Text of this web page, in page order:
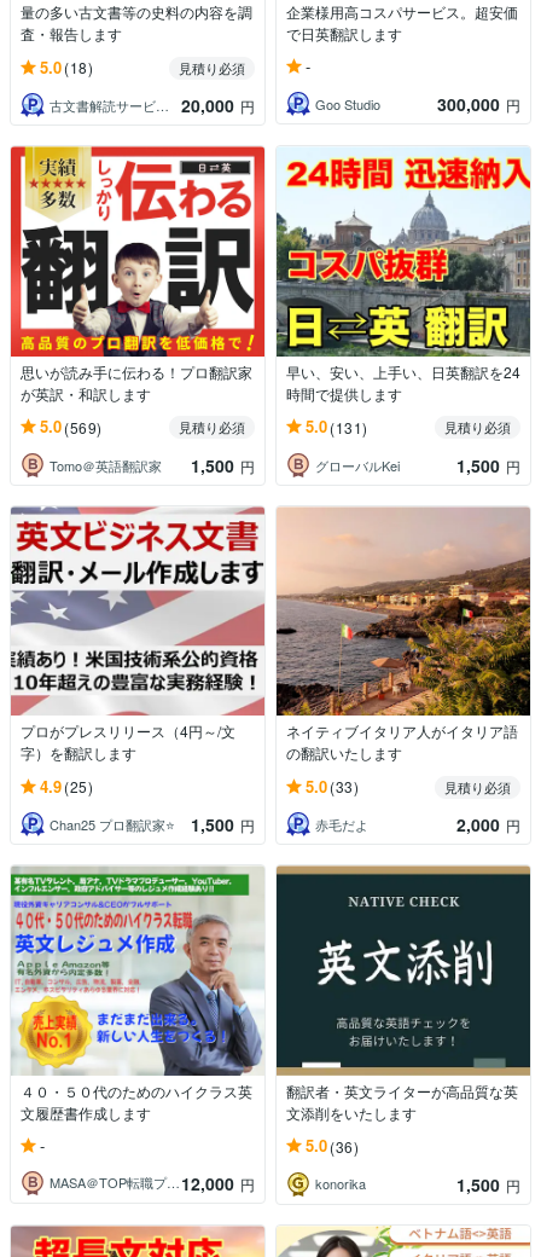
量の多い古文書等の史料の内容を調
査・報告します
5.0(18)
見積り必須
古文書解読サービス 羊雲庵
20,000 円
企業様用高コスパサービス。超安価
で日英翻訳します
-
Goo Studio 300,000 円
思いが読み手に伝わる！プロ翻訳家
が英訳・和訳します
5.0(569)
見積り必須
Tomo＠英語翻訳家
1,500 円
早い、安い、上手い、日英翻訳を24
時間で提供します
5.0(131)
見積り必須
グローバルKei
1,500 円
プロがプレスリリース（4円～/文
字）を翻訳します
4.9(25)
Chan25 プロ翻訳家⭐️ 1,500 円
ネイティブイタリア人がイタリア語
の翻訳いたします
5.0(33)
見積り必須
赤毛だよ
2,000 円
４０・５０代のためのハイクラス英
文履歴書作成します
-
MASA＠TOP転職プロフェッショナル12,000 円
翻訳者・英文ライターが高品質な英
文添削をいたします
5.0(36)
konorika 1,500 円